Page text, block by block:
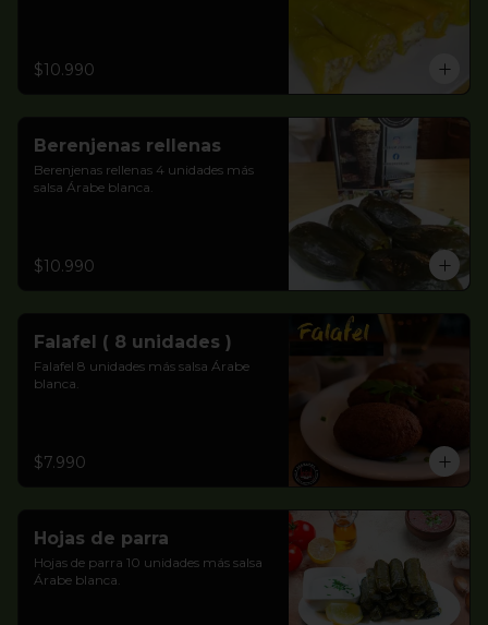
$10.990
Berenjenas rellenas
Berenjenas rellenas 4 unidades más
salsa Árabe blanca.
$10.990
Falafel ( 8 unidades )
Falafel 8 unidades más salsa Árabe
blanca.
$7.990
Hojas de parra
Hojas de parra 10 unidades más salsa
Árabe blanca.